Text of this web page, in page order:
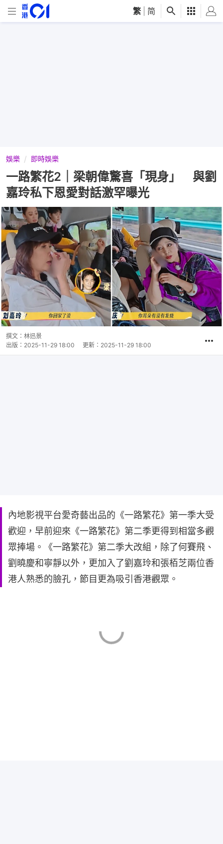
繁 简
娛樂 即時娛樂
一路繁花2｜梁朝偉驚喜「現身」 與劉
嘉玲私下恩愛對話激罕曝光
撰文： 林迅景
出版： 2025-11-29 18:00 更新： 2025-11-29 18:00
內地影視平台愛奇藝出品的《一路繁花》第一季大受
歡迎，早前迎來《一路繁花》第二季更得到相當多觀
眾捧場。《一路繁花》第二季大改組，除了何賽飛、
劉曉慶和寧靜以外，更加入了劉嘉玲和張栢芝兩位香
港人熟悉的臉孔，節目更為吸引香港觀眾。